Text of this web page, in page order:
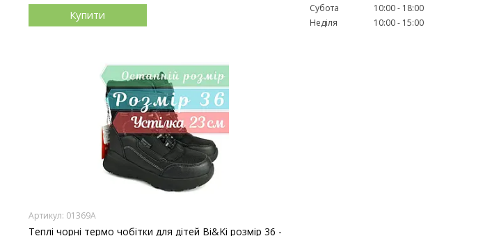
Купити
01369A
Теплі чорні термо чобітки для дітей Bi&Ki розмір 36 -
Субота
10:00
18:00
Неділя
10:00 15:00